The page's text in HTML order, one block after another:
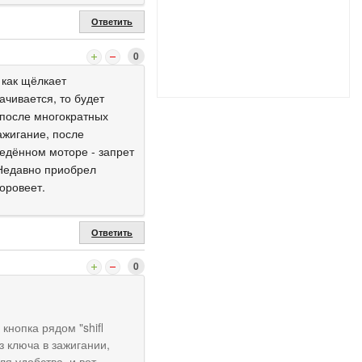
Ответить
0
щёлкает
то будет
многократных
после
моторе - запрет
приобрел
Ответить
0
рядом "shifl
ключа в зажигании,